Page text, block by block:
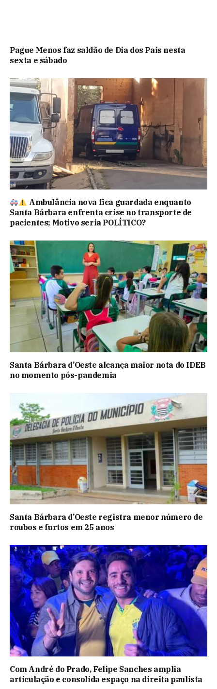
Pague Menos faz saldão de Dia dos Pais nesta
sexta e sábado
Ambulância nova fica guardada enquanto
Santa Bárbara enfrenta crise no transporte de
pacientes; Motivo seria POLÍTICO?
Santa Bárbara d’Oeste alcança maior nota do IDEB
no momento pós-pandemia
Santa Bárbara d’Oeste registra menor número de
roubos e furtos em 25 anos
Com André do Prado, Felipe Sanches amplia
articulação e consolida espaço na direita paulista